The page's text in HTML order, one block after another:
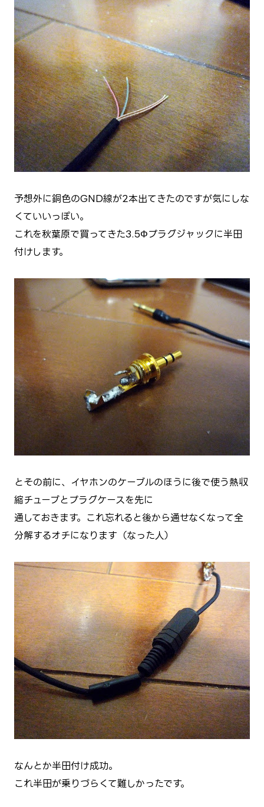
予想外に銅色のGND線が2本出てきたのですが気にしな
くていいっぽい。
これを秋葉原で買ってきた3.5Φプラグジャックに半田
付けします。
とその前に、イヤホンのケーブルのほうに後で使う熱収
縮チューブとプラグケースを先に
通しておきます。これ忘れると後から通せなくなって全
分解するオチになります（←なった人）
なんとか半田付け成功。
これ半田が乗りづらくて難しかったです。